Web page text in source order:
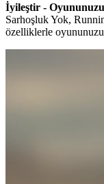
İyileştir -
Sarhoşluk Yok,
özelliklerle